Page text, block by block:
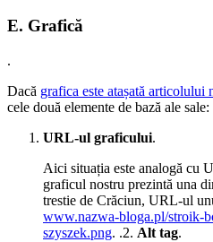
E. Grafică
.
Dacă grafica este atașată articolului
cele două elemente de bază ale sale:
URL-ul graficului.
Aici situația este analogă cu
graficul nostru prezintă una
trestie de Crăciun, URL-ul
www.nazwa-bloga.pl/stroik-
szyszek.png. .2. Alt tag.